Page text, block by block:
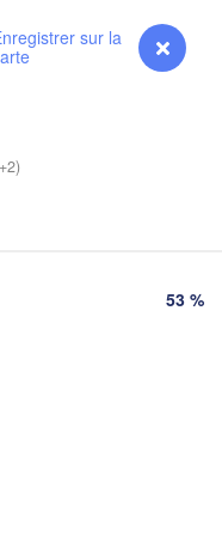
Prévisions
53 %
(Hrodna)